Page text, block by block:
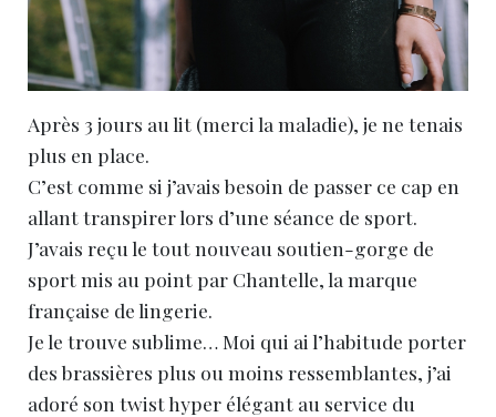
Après 3 jours au lit (merci la maladie), je ne tenais
plus en place.
C’est comme si j’avais besoin de passer ce cap en
allant transpirer lors d’une séance de sport.
J’avais reçu le tout nouveau soutien-gorge de
sport mis au point par Chantelle, la marque
française de lingerie.
Je le trouve sublime… Moi qui ai l’habitude porter
des brassières plus ou moins ressemblantes, j’ai
adoré son twist hyper élégant au service du